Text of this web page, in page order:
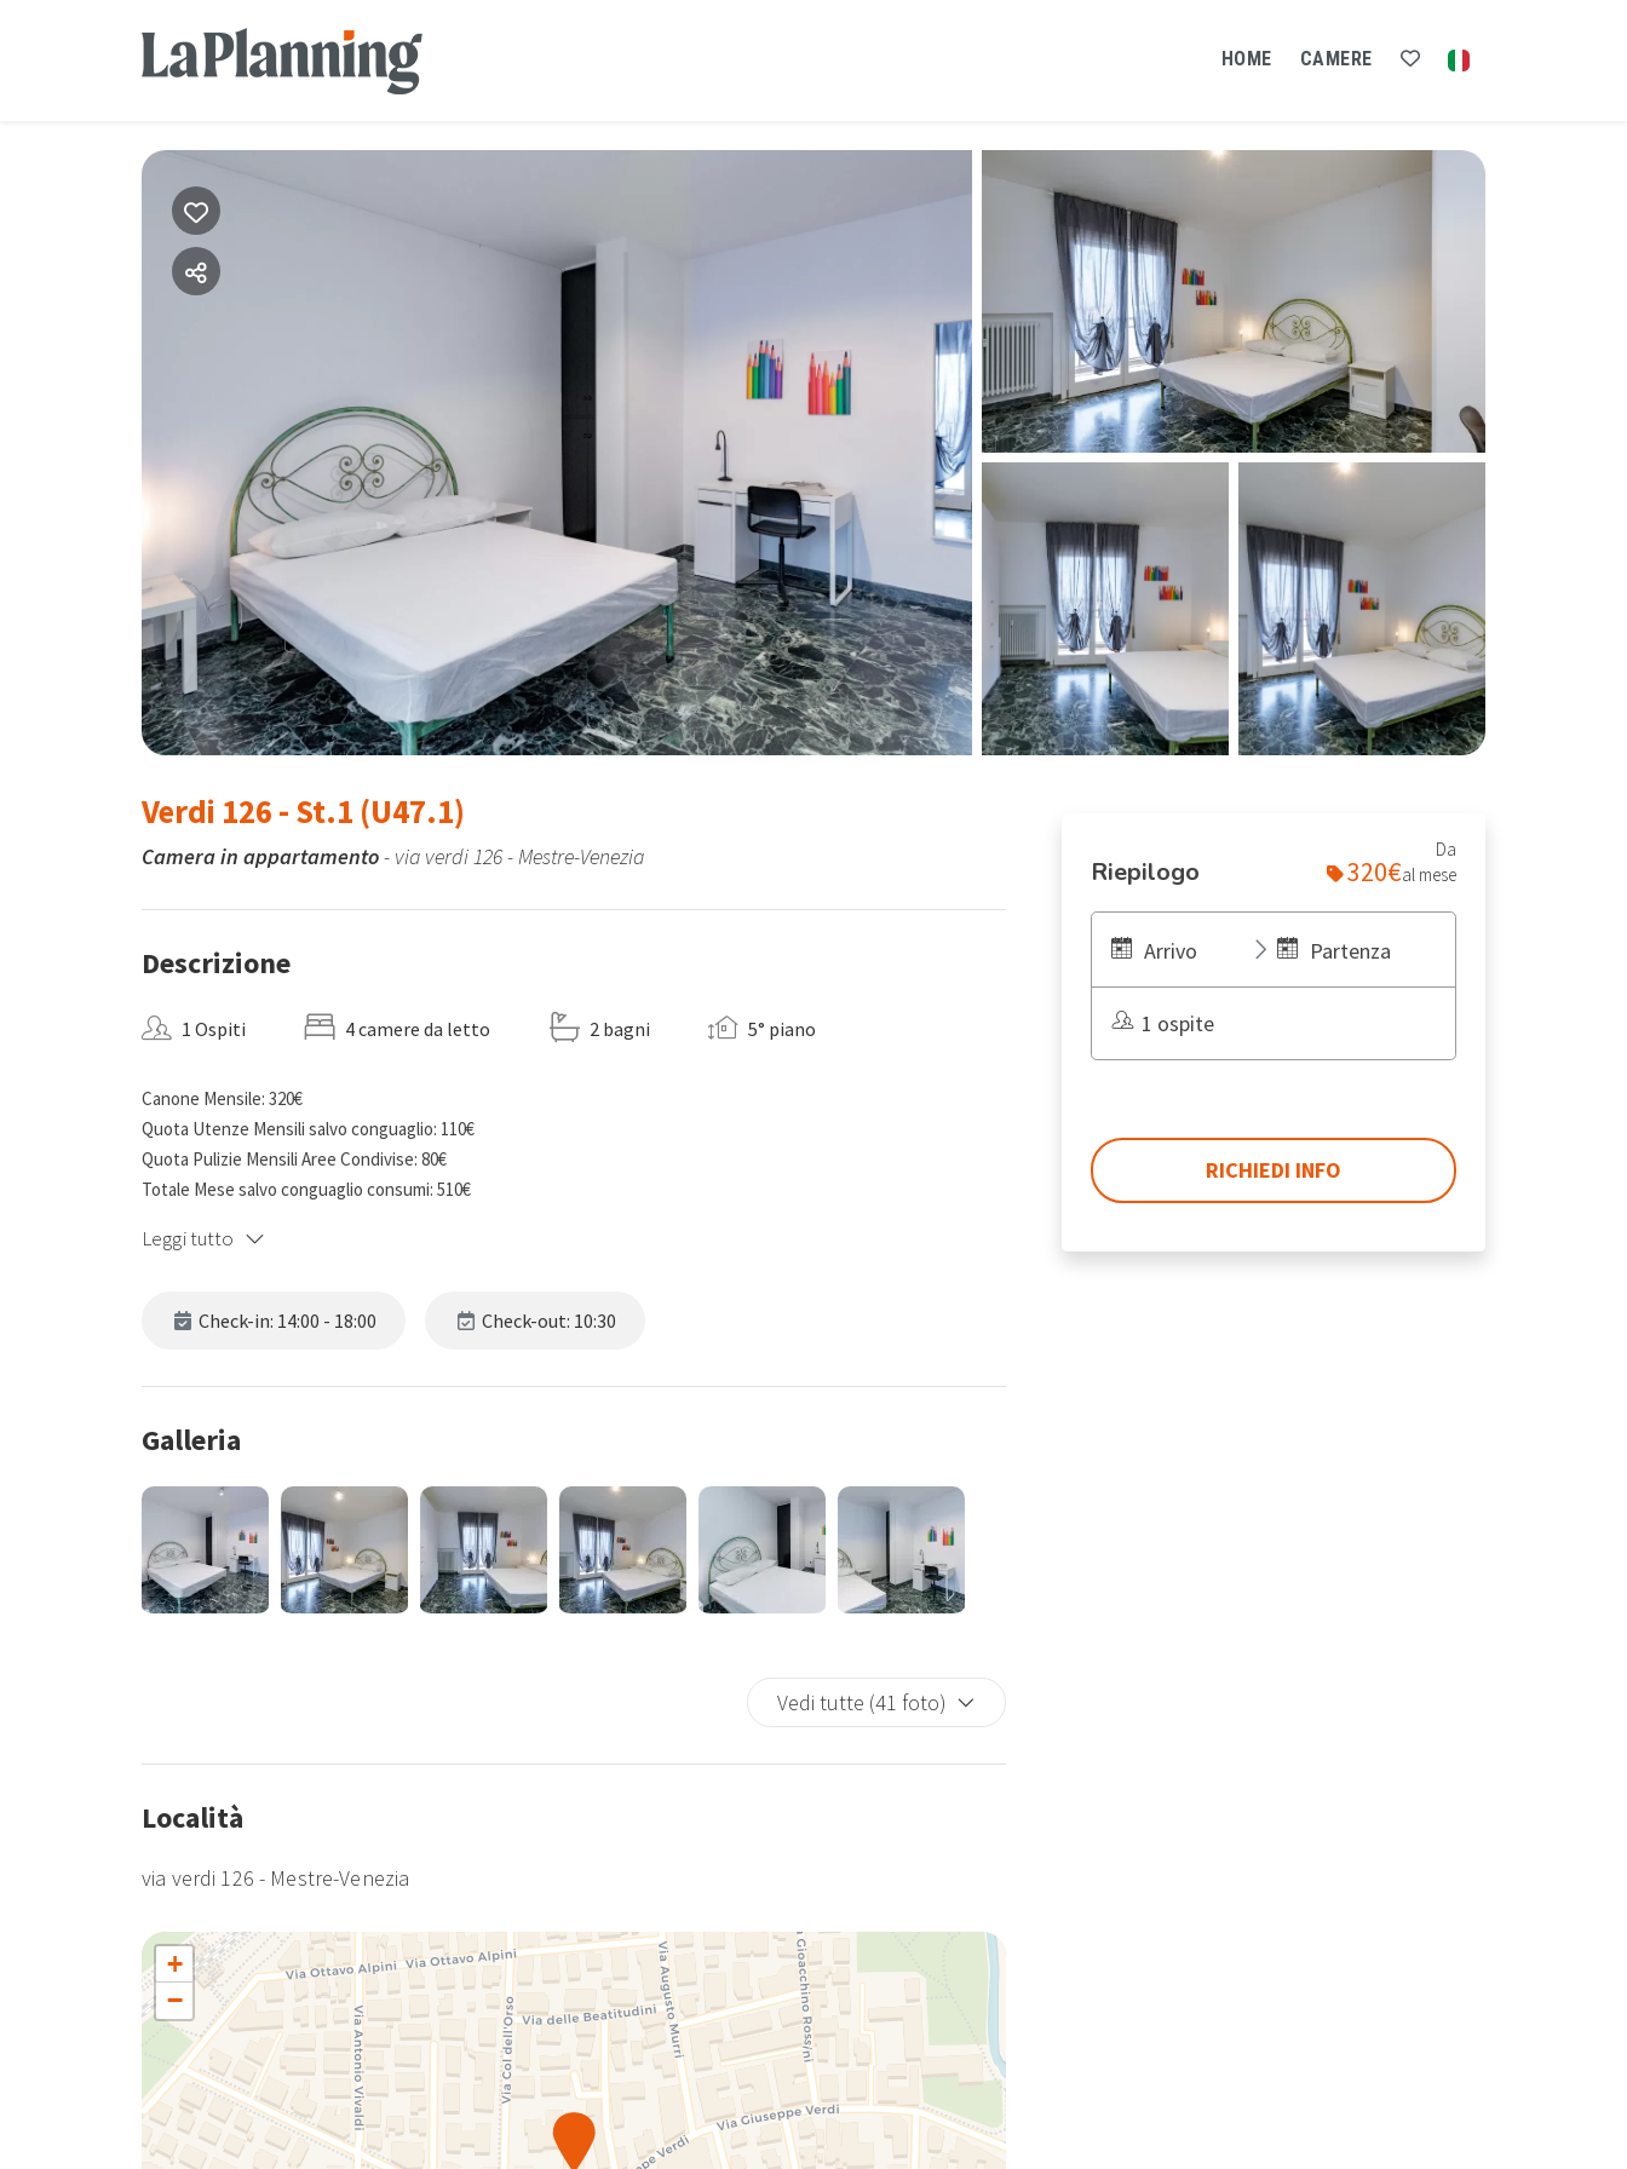
HOME CAMERE
Verdi 126 - St.1 (U47.1)
Camera in appartamento- via verdi 126 - Mestre-Venezia
Descrizione
1 Ospiti 4 camere da letto 2 bagni 5° piano
Canone Mensile: 320€
Quota Utenze Mensili salvo conguaglio: 110€
Quota Pulizie Mensili Aree Condivise: 80€
Totale Mese salvo conguaglio consumi: 510€
scrivania, libreria e sedia per lo studio. Inserita in appartamento moderno con 4 camere private e con le seguenti
Leggi tutto
Check-in: 14:00 - 18:00 Check-out: 10:30
Galleria
Vedi tutte (41 foto)
Località
via verdi 126 - Mestre-Venezia
+
−
Riepilogo
Da
320€al mese
Arrivo Partenza
1 ospite
RICHIEDI INFO